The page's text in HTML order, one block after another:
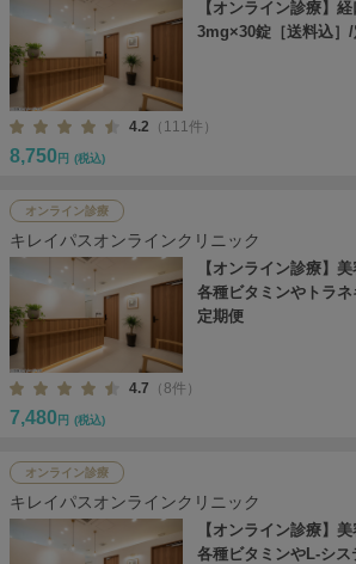
【オンライン診療】
3mg×30錠［送料込］
4.2 （111件）
8,750 円 (税込)
オンライン診療
キレイパスオンラインクリニック
【オンライン診療】
各種ビタミンやトラ
定期便
4.7 （8件）
7,480 円 (税込)
オンライン診療
キレイパスオンラインクリニック
【オンライン診療】
各種ビタミンやL-シ